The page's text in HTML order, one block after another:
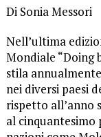
Di Sonia Messori
Nell’ultima
Mondiale “Doing
stila
nei diversi paesi
rispetto all’anno
al cinquantesimo